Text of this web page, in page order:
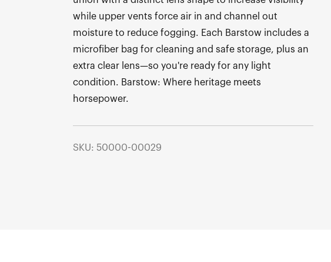
while upper vents force air in and channel out
moisture to reduce fogging. Each Barstow includes a
microfiber bag for cleaning and safe storage, plus an
extra clear lens—so you're ready for any light
condition. Barstow: Where heritage meets
horsepower.
SKU: 50000-00029